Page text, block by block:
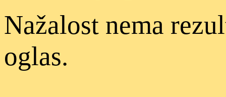
Nažalost nema
oglas.